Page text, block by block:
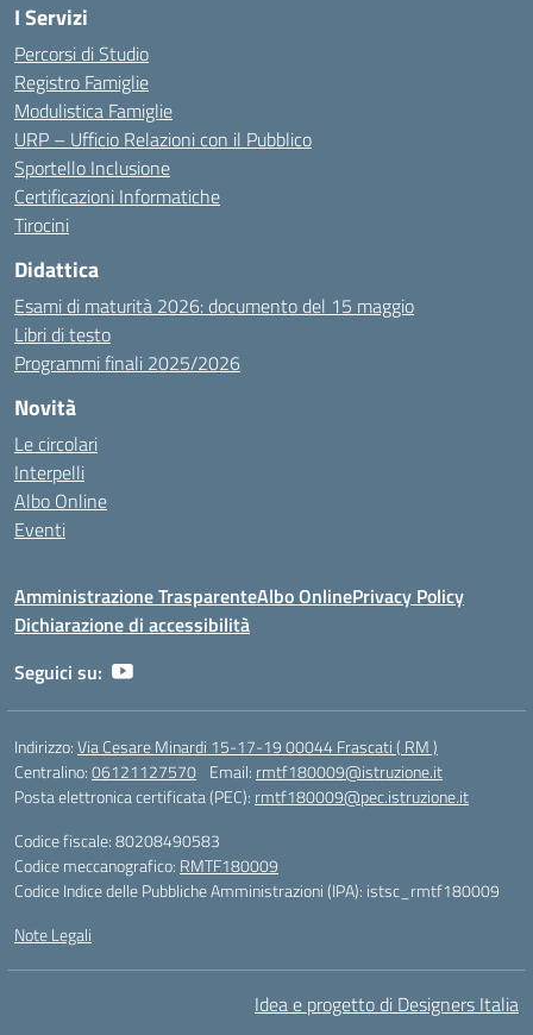
I Servizi
Percorsi di Studio
Registro Famiglie
Modulistica Famiglie
URP – Ufficio Relazioni con il Pubblico
Sportello Inclusione
Certificazioni Informatiche
Tirocini
Didattica
Esami di maturità 2026: documento del 15 maggio
Libri di testo
Programmi finali 2025/2026
Novità
Le circolari
Interpelli
Albo Online
Eventi
Amministrazione TrasparenteAlbo OnlinePrivacy Policy
Dichiarazione di accessibilità
Seguici su:
Indirizzo:Via Cesare Minardi 15-17-19 00044 Frascati ( RM )
Centralino:06121127570 Email: rmtf180009@istruzione.it
Posta elettronica certificata (PEC): rmtf180009@pec.istruzione.it
Codice fiscale: 80208490583
Codice meccanografico: RMTF180009
Codice Indice delle Pubbliche Amministrazioni (IPA): istsc_rmtf180009
Note Legali
Idea e progetto di Designers Italia